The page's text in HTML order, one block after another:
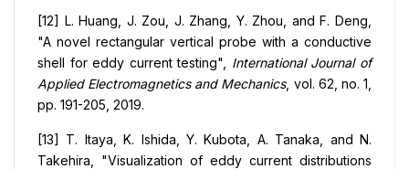
[12] L. Huang, J. Zou, J. Zhang, Y. Zhou, and F. Deng,
"A novel rectangular vertical probe with a conductive
shell for eddy current testing", International Journal of
Applied Electromagnetics and Mechanics, vol. 62, no. 1,
pp. 191-205, 2019.
[13] T. Itaya, K. Ishida, Y. Kubota, A. Tanaka, and N.
Takehira, "Visualization of eddy current distributions